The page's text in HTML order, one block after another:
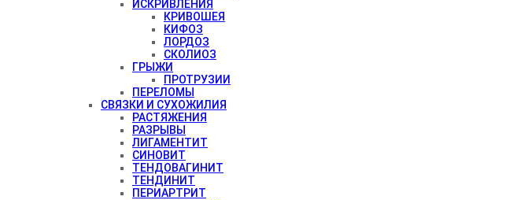
ИСКРИВЛЕНИЯ
КРИВОШЕЯ
КИФОЗ
ЛОРДОЗ
СКОЛИОЗ
ГРЫЖИ
ПРОТРУЗИИ
ПЕРЕЛОМЫ
СВЯЗКИ И СУХОЖИЛИЯ
РАСТЯЖЕНИЯ
РАЗРЫВЫ
ЛИГАМЕНТИТ
СИНОВИТ
ТЕНДОВАГИНИТ
ТЕНДИНИТ
ПЕРИАРТРИТ